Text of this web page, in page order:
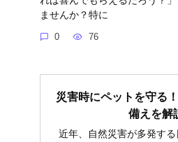
ませんか？特に
0 76
災害時にペットを守る
備えを解
近年、自然災害が多発す